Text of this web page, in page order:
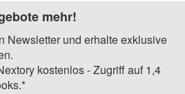
mehr!
Newsletter und erhalte exklusive
kostenlos - Zugriff auf 1,4